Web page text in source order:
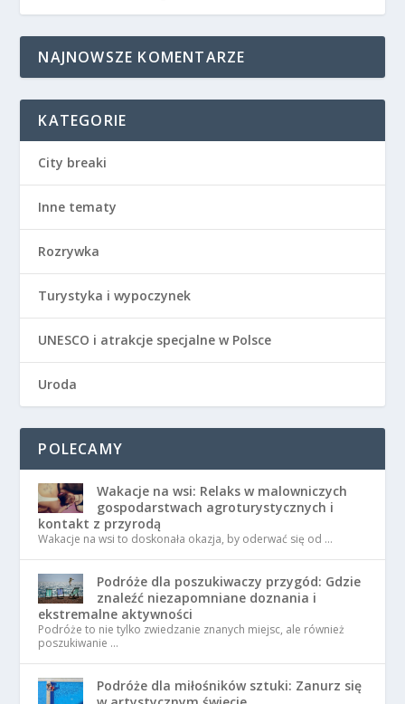
NAJNOWSZE KOMENTARZE
KATEGORIE
City breaki
Inne tematy
Rozrywka
Turystyka i wypoczynek
UNESCO i atrakcje specjalne w Polsce
Uroda
POLECAMY
Wakacje na wsi: Relaks w malowniczych
gospodarstwach agroturystycznych i
kontakt z przyrodą
Wakacje na wsi to doskonała okazja, by oderwać się od …
Podróże dla poszukiwaczy przygód: Gdzie
znaleźć niezapomniane doznania i
ekstremalne aktywności
Podróże to nie tylko zwiedzanie znanych miejsc, ale również
poszukiwanie …
Podróże dla miłośników sztuki: Zanurz się